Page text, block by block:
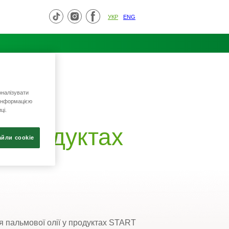
УКР ENG
продуктах
олії у продуктах START
сookie